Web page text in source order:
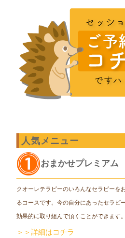
人気メニュー
おまかせプレミアム
クオーレテラピーのいろんなセラピーを
るコースです。今の自分にあったセラピ
効果的に取り組んで頂くことができます。
＞＞詳細はコチラ